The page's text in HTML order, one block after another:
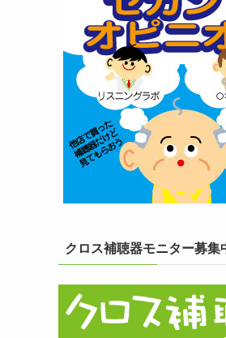
クロス補聴器モニター募集